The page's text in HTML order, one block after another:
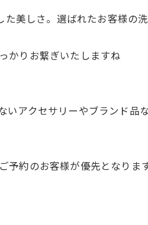
た美しさ。選ばれたお客様の
かりお繋ぎいたしますね
アクセサリーやブランド品
予約のお客様が優先となり